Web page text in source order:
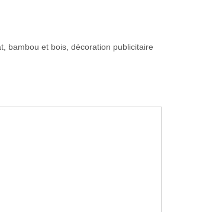
bambou et bois, décoration publicitaire